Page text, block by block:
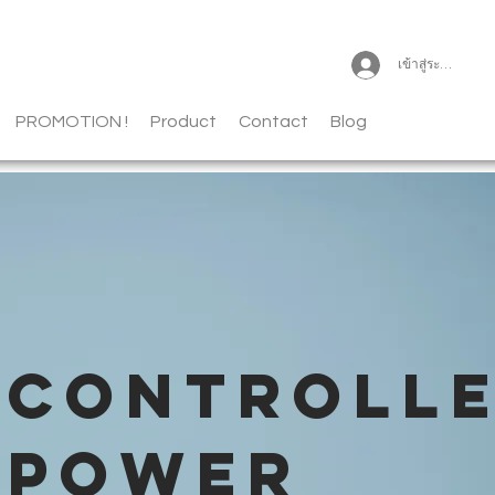
เข้าสู่ระบบ
PROMOTION ! Product Contact Blog
POWER